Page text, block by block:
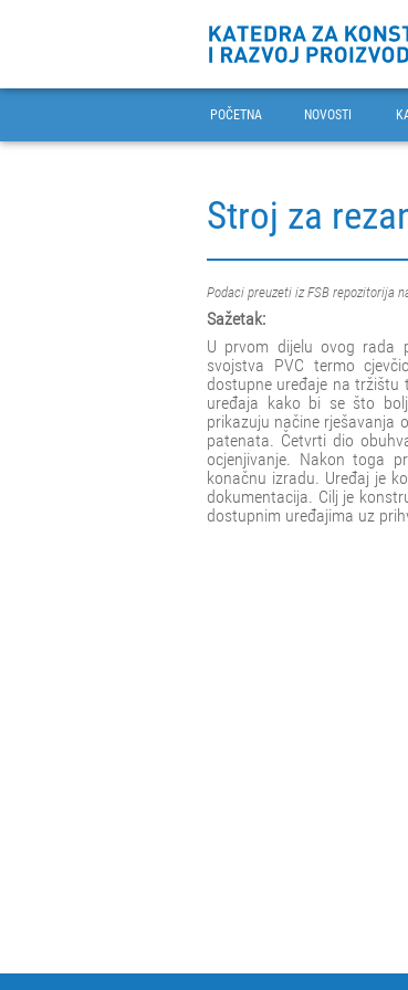
POČETNA NOVOSTI
Stroj za
Podaci preuzeti iz FSB repozitorija
Sažetak:
U prvom dijelu ovog rada
svojstva PVC termo
dostupne uređaje na tržištu
uređaja kako bi se što
prikazuju načine rješavanja
patenata. Četvrti dio
ocjenjivanje. Nakon toga
konačnu izradu. Uređaj je
dokumentacija. Cilj je
dostupnim uređajima uz